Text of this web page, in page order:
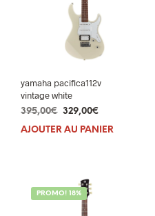
yamaha pacifica112v
vintage white
395,00€ Le
prix
329,00€
prix
AJOUTER AU PANIER
PROMO! 18%